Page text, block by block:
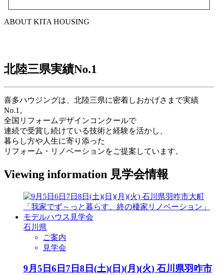
ABOUT KITA HOUSING
北陸三県実績No.1
喜多ハウジングは、北陸三県に密着しおかげさまで実績
No.1。
全国リフォームデザインコンクールで
連続で受賞し続けている技術と経験を活かし、
暮らし方や人生に寄り添った
リフォーム・リノベーションをご提案しています。
Viewing information 見学会情報
石川県
ご案内
見学会
9月5日6日7日8日(土)(日)(月)(火) 石川県羽咋市